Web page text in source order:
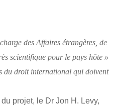
des Affaires étrangères, de
scientifique pour le pays hôte »
du droit international qui doivent
projet, le Dr Jon H. Levy,